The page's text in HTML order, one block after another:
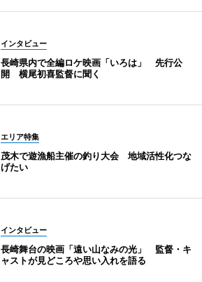
インタビュー
長崎県内で全編ロケ映画「いろは」 先行公
開 横尾初喜監督に聞く
エリア特集
茂木で遊漁船主催の釣り大会 地域活性化つな
げたい
インタビュー
長崎舞台の映画「遠い山なみの光」 監督・キ
ャストが見どころや思い入れを語る